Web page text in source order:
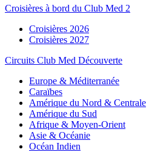
Croisières à bord du Club Med 2
Croisières 2026
Croisières 2027
Circuits Club Med Découverte
Europe & Méditerranée
Caraïbes
Amérique du Nord & Centrale
Amérique du Sud
Afrique & Moyen-Orient
Asie & Océanie
Océan Indien